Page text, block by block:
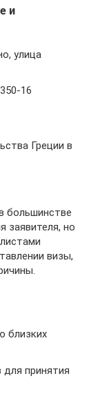
и
улица
16
Греции в
большинстве
заявителя, но
визы,
близких
принятия